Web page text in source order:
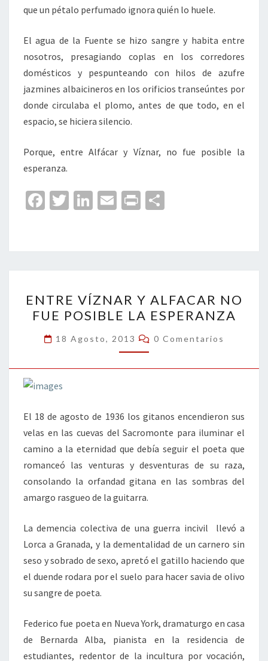
que un pétalo perfumado ignora quién lo huele.
El agua de la Fuente se hizo sangre y habita entre
nosotros, presagiando coplas en los corredores
domésticos y pespunteando con hilos de azufre
jazmines albaicineros en los orificios transeúntes por
donde circulaba el plomo, antes de que todo, en el
espacio, se hiciera silencio.
Porque, entre Alfácar y Víznar, no fue posible la
esperanza.
Fa
o
o
k
T
er
Li
dI
n
E
l
Pr
p
ar
tir
VÍZNAR
Y
ALFACAR
NO
FUE
ESPERANZA
ENTRE VÍZNAR Y ALFACAR NO
FUE POSIBLE LA ESPERANZA
18 Agosto, 2013 Comentarios
0 Comentarios
El 18 de agosto de 1936 los gitanos encendieron sus
velas en las cuevas del Sacromonte para iluminar el
camino a la eternidad que debía seguir el poeta que
romanceó las venturas y desventuras de su raza,
consolando la orfandad gitana en las sombras del
amargo rasgueo de la guitarra.
La demencia colectiva de una guerra incivil llevó a
Lorca a Granada, y la dementalidad de un carnero sin
seso y sobrado de sexo, apretó el gatillo haciendo que
el duende rodara por el suelo para hacer savia de olivo
su sangre de poeta.
Federico fue poeta en Nueva York, dramaturgo en casa
de Bernarda Alba, pianista en la residencia de
estudiantes, redentor de la incultura por vocación,